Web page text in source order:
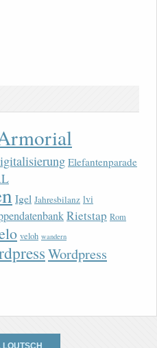
Elefantenparade
Igel Jahresbilanz lvi
Rietstap Rom
veloh wandern
Wordpress